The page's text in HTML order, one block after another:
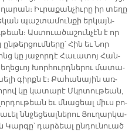
Իւ­րա­քան­չիւ­րը իր տե­ղը
պաշ­տա­մուն­քի եր­կայն­
Աս­տուա­ծա­շուն­չէն է որ
Հին եւ Նոր
կը յա­ջոր­դէ Հա­ւա­տոյ Հան­
Խոր­հուրդ­նե­րու մա­տա­
գիրքն է։ Քա­հա­նա­յին առ­
կը կա­տա­րէ Մկրտու­թեան,
եւ մնա­ցեալ միւս բո­
ննջե­ցեալ­նե­րու Յու­ղար­կա­
Կար­գը՝ դար­ձեալ ըն­դու­նուած